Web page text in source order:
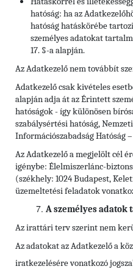
hatóság: ha az
hatóság hatáskörébe
személyes adatokat
17. §-a alapján.
Az Adatkezelő nem továbbít
Adatkezelő csak kivételes
alapján adja át az Érintett
hatóságok - így különösen
szabálysértési hatóság,
Információszabadság Hatóság
Az Adatkezelő a megjelölt cél
igénybe: Élelmiszerlánc-
(székhely: 1024 Budapest,
üzemeltetési feladatok
A személyes adatok
Az irattári terv szerint nem
Az adatokat az Adatkezelő a
iratkezelésére vonatkozó